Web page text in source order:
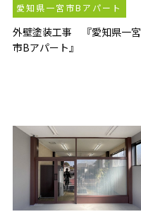
愛知県一宮市Bアパート
外壁塗装工事 『愛知県一宮
市Bアパート』